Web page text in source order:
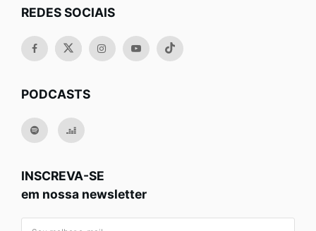
REDES SOCIAIS
PODCASTS
INSCREVA-SE
em nossa newsletter